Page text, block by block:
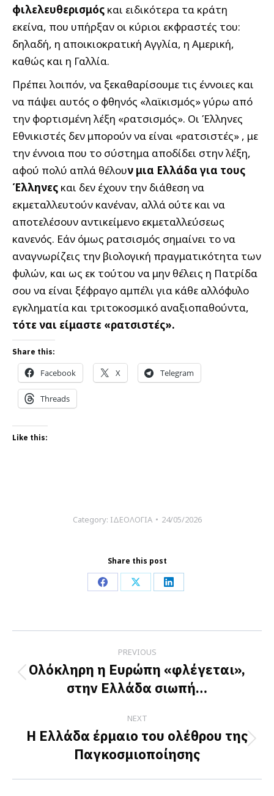
φιλελευθερισμός και ειδικότερα τα κράτη
εκείνα, που υπήρξαν οι κύριοι εκφραστές του:
δηλαδή, η αποικιοκρατική Αγγλία, η Αμερική,
καθώς και η Γαλλία.
Πρέπει λοιπόν, να ξεκαθαρίσουμε τις έννοιες και
να πάψει αυτός ο φθηνός «λαϊκισμός» γύρω από
την φορτισμένη λέξη «ρατσισμός». Οι Έλληνες
Εθνικιστές δεν μπορούν να είναι «ρατσιστές» , με
την έννοια που το σύστημα αποδίδει στην λέξη,
αφού πολύ απλά θέλουν μια Ελλάδα για τους
Έλληνες και δεν έχουν την διάθεση να
εκμεταλλευτούν κανέναν, αλλά ούτε και να
αποτελέσουν αντικείμενο εκμεταλλεύσεως
κανενός. Εάν όμως ρατσισμός σημαίνει το να
αναγνωρίζεις την βιολογική πραγματικότητα των
φυλών, και ως εκ τούτου να μην θέλεις η Πατρίδα
σου να είναι ξέφραγο αμπέλι για κάθε αλλόφυλο
εγκληματία και τριτοκοσμικό αναξιοπαθούντα,
τότε ναι είμαστε «ρατσιστές».
Share this:
Facebook X Telegram
Threads
Like this:
Category: ΙΔΕΟΛΟΓΙΑ 24/05/2026
Share this post
Share
Facebook
Share
X
Share
LinkedIn
navigation
PREVIOUS
Previous
post:
Ολόκληρη η Ευρώπη «φλέγεται»,
στην Ελλάδα σιωπή…
NEXT
Next
post:
Η Ελλάδα έρμαιο του ολέθρου της
Παγκοσμιοποίησης